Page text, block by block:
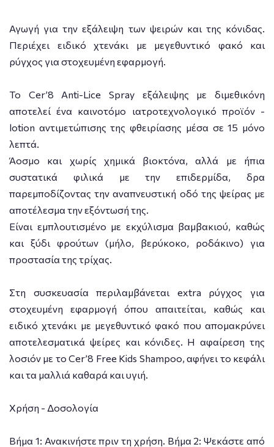
Αγωγή για την εξάλειψη των ψειρών και της κόνιδας.
Περιέχει ειδικό χτενάκι με μεγεθυντικό φακό και
ρύγχος για στοχευμένη εφαρμογή.
Το Cer’8 Anti-Lice Spray εξάλειψης με διμεθικόνη
αποτελεί ένα καινοτόμο ιατροτεχνολογικό προϊόν -
lotion αντιμετώπισης της φθειρίασης μέσα σε 15 μόνο
λεπτά.
Άοσμο και χωρίς χημικά βιοκτόνα, αλλά με ήπια
συστατικά φιλικά με την επιδερμίδα, δρα
παρεμποδίζοντας την αναπνευστική οδό της ψείρας με
αποτέλεσμα την εξόντωσή της.
Είναι εμπλουτισμένο με εκχύλισμα βαμβακιού, καθώς
και ξύδι φρούτων (μήλο, βερύκοκο, ροδάκινο) για
προστασία της τρίχας.
Στη συσκευασία περιλαμβάνεται extra ρύγχος για
στοχευμένη εφαρμογή όπου απαιτείται, καθώς και
ειδικό χτενάκι με μεγεθυντικό φακό που απομακρύνει
αποτελεσματικά ψείρες και κόνιδες. Η αφαίρεση της
λοσιόν με το Cer’8 Free Kids Shampoo, αφήνει το κεφάλι
και τα μαλλιά καθαρά και υγιή.
Χρήση - Δοσολογία
Bήμα 1: Ανακινήστε πριν τη χρήση. Βήμα 2: Ψεκάστε από